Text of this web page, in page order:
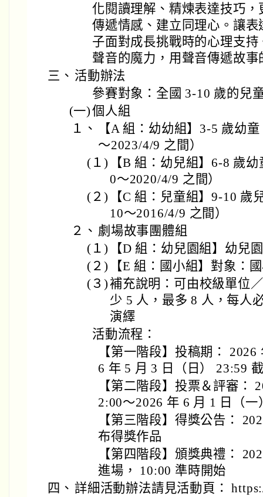
化閱讀理解、精煉表達技巧
傳遞情感、建立同理心。讓
子面對成長挑戰時的心理支
聲音的魔力，用聲音傳遞故
三、 活動辦法
參賽對象：全國 3-10 歲的兒
(一)個人組
１、
【A 組：幼幼組】3-5 歲幼
～2023/4/9 之間）
(１)
【B 組：幼兒組】6-8 歲
0～2020/4/9 之間）
(２)
【C 組：兒童組】9-10 歲
10～2016/4/9 之間）
２、 劇場故事團體組
(１)
【D 組：幼兒園組】幼兒
(２)
【E 組：國小組】對象：
(３)補充說明：可由校級單位
少 5 人，最多 8 人，每人
演繹
活動流程：
【第一階段】投稿期：
6 年 5 月 3 日（日） 23:59
【第二階段】投票＆評審：
2:00～2026 年 6 月 1 日（一
【第三階段】得獎公告：
布得獎作品
【第四階段】頒獎典禮：
進場， 10:00 準時開始
四、 詳細活動辦法請見活動頁：